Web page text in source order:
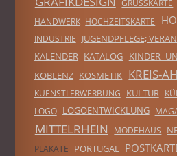
GRUSSKARTE
HANDWERK HOCHZEITSKARTE
INDUSTRIE
JUGENDPFLEGE;
KALENDER KATALOG KINDER-
KOBLENZ KOSMETIK KREIS-
KUENSTLERWERBUNG KULTUR
LOGO
LOGOENTWICKLUNG
MITTELRHEIN MODEHAUS
PLAKATE PORTUGAL